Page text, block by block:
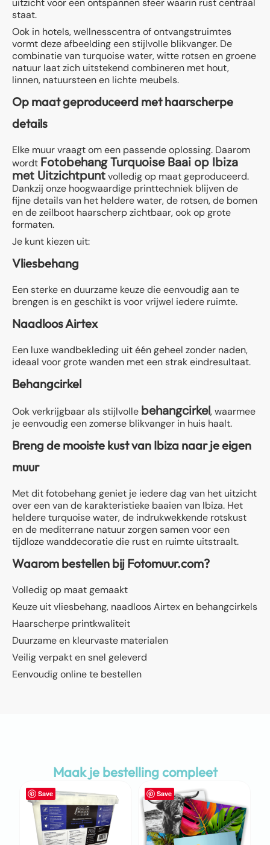
uitzicht voor een ontspannen sfeer waarin rust centraal
staat.
Ook in hotels, wellnesscentra of ontvangstruimtes
vormt deze afbeelding een stijlvolle blikvanger. De
combinatie van turquoise water, witte rotsen en groene
natuur laat zich uitstekend combineren met hout,
linnen, natuursteen en lichte meubels.
Op maat geproduceerd met haarscherpe
details
Elke muur vraagt om een passende oplossing. Daarom
wordt Fotobehang Turquoise Baai op Ibiza
met Uitzichtpuntvolledig op maat geproduceerd.
Dankzij onze hoogwaardige printtechniek blijven de
fijne details van het heldere water, de rotsen, de bomen
en de zeilboot haarscherp zichtbaar, ook op grote
formaten.
Je kunt kiezen uit:
Vliesbehang
Een sterke en duurzame keuze die eenvoudig aan te
brengen is en geschikt is voor vrijwel iedere ruimte.
Naadloos Airtex
Een luxe wandbekleding uit één geheel zonder naden,
ideaal voor grote wanden met een strak eindresultaat.
Behangcirkel
Ook verkrijgbaar als stijlvolle behangcirkel, waarmee
je eenvoudig een zomerse blikvanger in huis haalt.
Breng de mooiste kust van Ibiza naar je eigen
muur
Met dit fotobehang geniet je iedere dag van het uitzicht
over een van de karakteristieke baaien van Ibiza. Het
heldere turquoise water, de indrukwekkende rotskust
en de mediterrane natuur zorgen samen voor een
tijdloze wanddecoratie die rust en ruimte uitstraalt.
Waarom bestellen bij Fotomuur.com?
Volledig op maat gemaakt
Keuze uit vliesbehang, naadloos Airtex en behangcirkels
Haarscherpe printkwaliteit
Duurzame en kleurvaste materialen
Veilig verpakt en snel geleverd
Eenvoudig online te bestellen
Maak je bestelling compleet
Save Save